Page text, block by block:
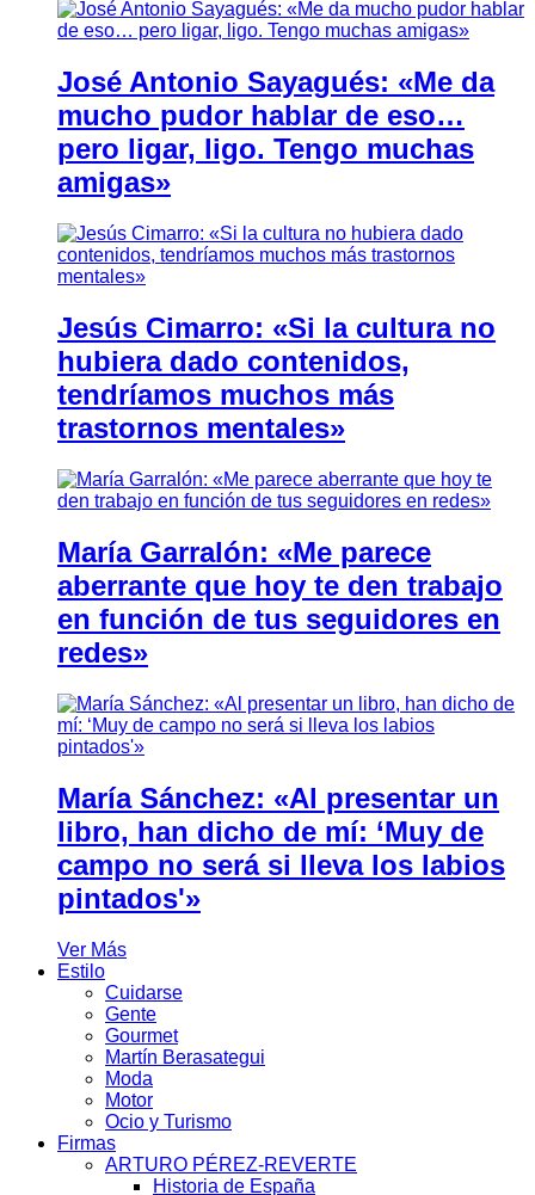
José Antonio Sayagués: «Me da
mucho pudor hablar de eso…
pero ligar, ligo. Tengo muchas
amigas»
Jesús Cimarro: «Si la cultura no
hubiera dado contenidos,
tendríamos muchos más
trastornos mentales»
María Garralón: «Me parece
aberrante que hoy te den trabajo
en función de tus seguidores en
redes»
María Sánchez: «Al presentar un
libro, han dicho de mí: ‘Muy de
campo no será si lleva los labios
pintados'»
Ver Más
Estilo
Cuidarse
Gente
Gourmet
Martín Berasategui
Moda
Motor
Ocio y Turismo
Firmas
ARTURO PÉREZ-REVERTE
Historia de España